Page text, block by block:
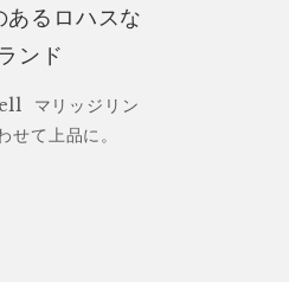
マリッジリン
て上品に。